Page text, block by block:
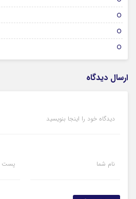
ارسال دیدگاه
دیدگاه خود را اینجا بنویسید
نام شما پست